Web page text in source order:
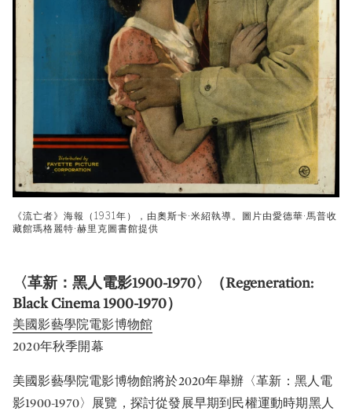
《流亡者》海報（1931年），由奧斯卡·米紹執導。圖片由愛德華·馬普收
藏館瑪格麗特·赫里克圖書館提供
〈革新：黑人電影1900-1970〉（Regeneration:
Black Cinema 1900-1970）
美國影藝學院電影博物館
2020年秋季開幕
美國影藝學院電影博物館將於2020年舉辦〈革新：黑人電
影1900-1970〉展覽，探討從發展早期到民權運動時期黑人